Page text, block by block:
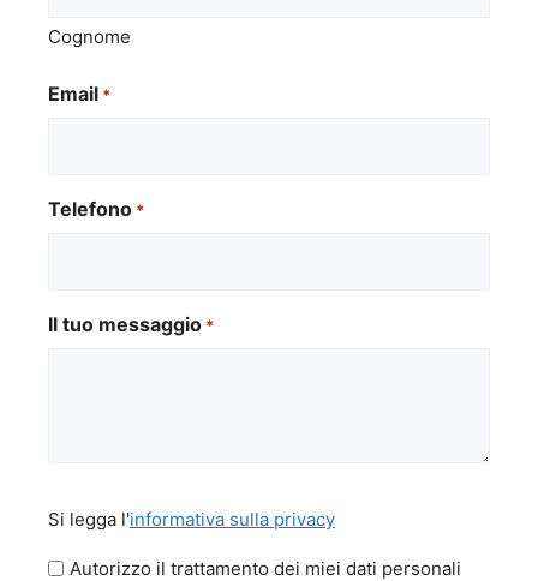
Cognome
Email *
Telefono *
Il tuo messaggio *
legga
l'informativa
Si legga l'informativa sulla privacy
Autorizzo il trattamento dei miei dati personali